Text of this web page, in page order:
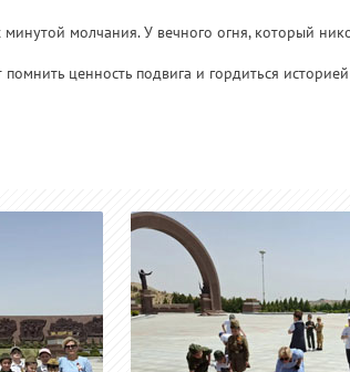
молчания. У вечного огня, который
ценность подвига и гордиться